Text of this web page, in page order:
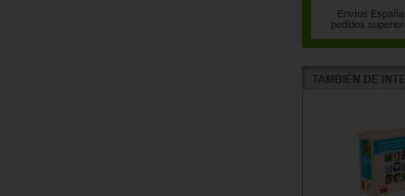
Envíos
pedidos